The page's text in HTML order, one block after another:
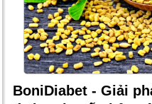
BoniDiabet - Giải